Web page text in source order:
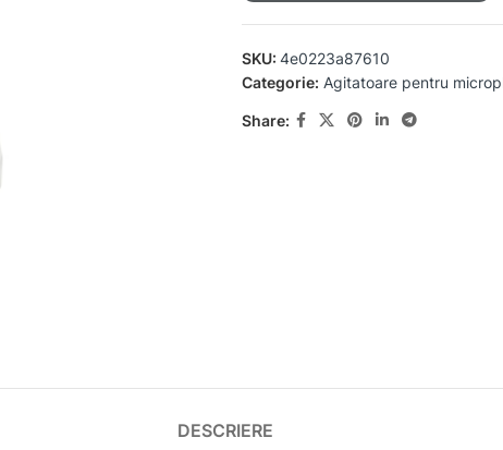
SKU: 4e0223a87610
Categorie: Agitatoare pentru
Share:
DESCRIERE